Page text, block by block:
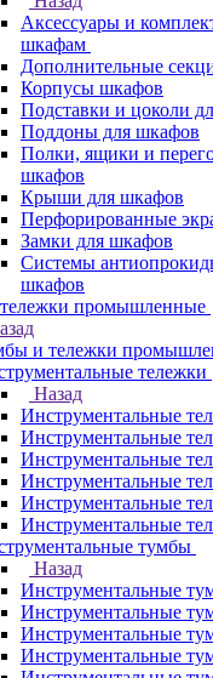
Аксессуары и
шкафам
Дополнительные
Корпусы шкафов
Подставки и цоколи
Поддоны для шкафов
Полки, ящики и
шкафов
Крыши для шкафов
Перфорированные
Замки для шкафов
Системы
шкафов
промышленные
и тележки
тележки
Назад
Инструментальные
Инструментальные
Инструментальные
Инструментальные
Инструментальные
Инструментальные
тумбы
Назад
Инструментальные
Инструментальные
Инструментальные
Инструментальные